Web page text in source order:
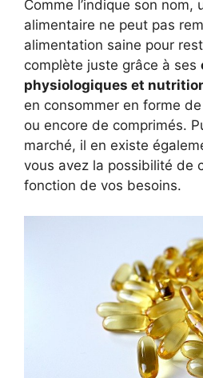
Comme l’indique son nom,
alimentaire ne peut pas
alimentation saine pour
complète juste grâce à ses
physiologiques et
en consommer en forme
ou encore de comprimés.
marché, il en existe
vous avez la possibilité de
fonction de vos besoins.